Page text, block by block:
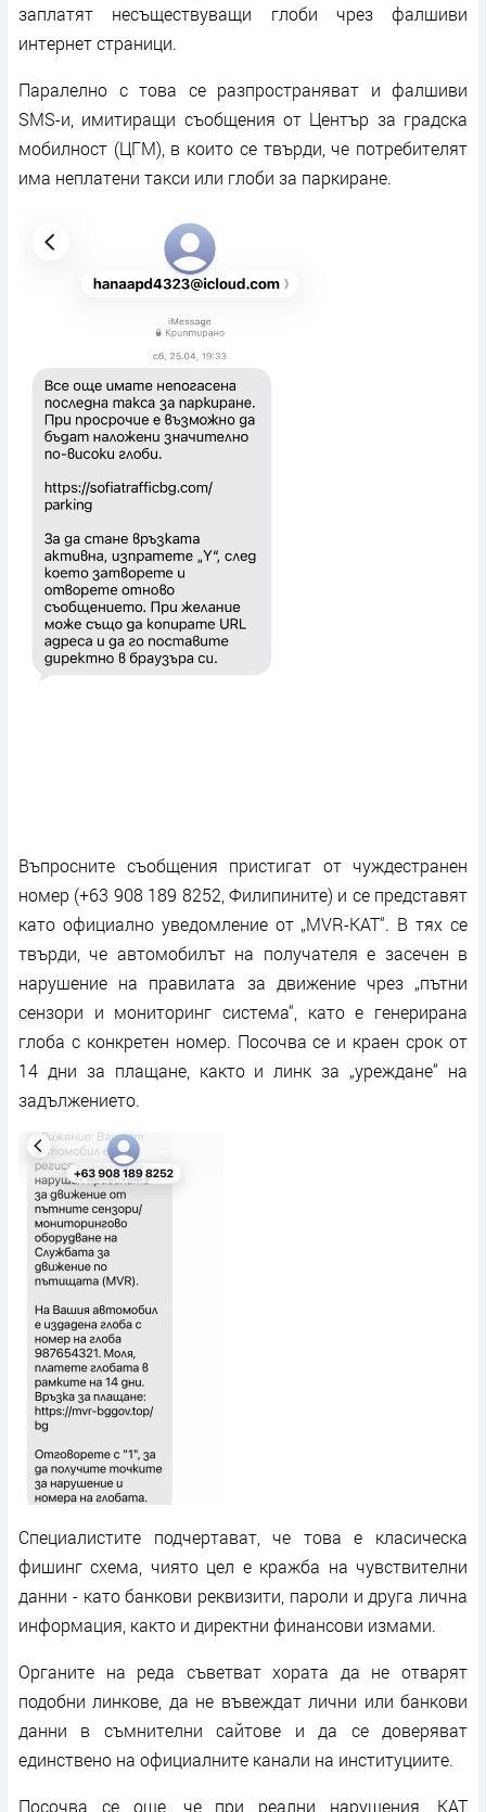
заплатят несъществуващи глоби чрез фалшиви
интернет страници.
Паралелно с това се разпространяват и фалшиви
SMS-и, имитиращи съобщения от Център за градска
мобилност (ЦГМ), в които се твърди, че потребителят
има неплатени такси или глоби за паркиране.
Въпросните съобщения пристигат от чуждестранен
номер (+63 908 189 8252, Филипините) и се представят
като официално уведомление от „MVR-KAT“. В тях се
твърди, че автомобилът на получателя е засечен в
нарушение на правилата за движение чрез „пътни
сензори и мониторинг система“, като е генерирана
глоба с конкретен номер. Посочва се и краен срок от
14 дни за плащане, както и линк за „уреждане“ на
задължението.
Специалистите подчертават, че това е класическа
фишинг схема, чиято цел е кражба на чувствителни
данни - като банкови реквизити, пароли и друга лична
информация, както и директни финансови измами.
Органите на реда съветват хората да не отварят
подобни линкове, да не въвеждат лични или банкови
данни в съмнителни сайтове и да се доверяват
единствено на официалните канали на институциите.
Посочва се още, че при реални нарушения, КАТ